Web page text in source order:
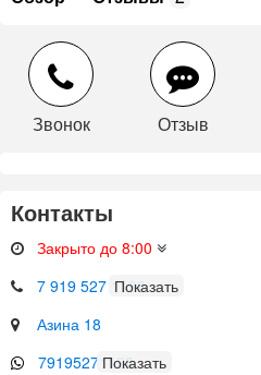
Звонок Отзыв
Контакты
Закрыто до 8:00
7 919 527 1198
Азина 18
79195271198